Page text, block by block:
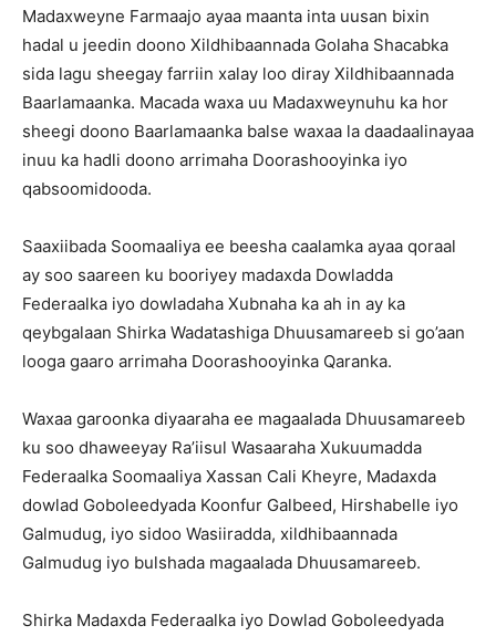
Madaxweyne Farmaajo ayaa maanta inta uusan bixin
hadal u jeedin doono Xildhibaannada Golaha Shacabka
sida lagu sheegay farriin xalay loo diray Xildhibaannada
Baarlamaanka. Macada waxa uu Madaxweynuhu ka hor
sheegi doono Baarlamaanka balse waxaa la daadaalinayaa
inuu ka hadli doono arrimaha Doorashooyinka iyo
qabsoomidooda.
Saaxiibada Soomaaliya ee beesha caalamka ayaa qoraal
ay soo saareen ku booriyey madaxda Dowladda
Federaalka iyo dowladaha Xubnaha ka ah in ay ka
qeybgalaan Shirka Wadatashiga Dhuusamareeb si go’aan
looga gaaro arrimaha Doorashooyinka Qaranka.
Waxaa garoonka diyaaraha ee magaalada Dhuusamareeb
ku soo dhaweeyay Ra’iisul Wasaaraha Xukuumadda
Federaalka Soomaaliya Xassan Cali Kheyre, Madaxda
dowlad Goboleedyada Koonfur Galbeed, Hirshabelle iyo
Galmudug, iyo sidoo Wasiiradda, xildhibaannada
Galmudug iyo bulshada magaalada Dhuusamareeb.
Shirka Madaxda Federaalka iyo Dowlad Goboleedyada